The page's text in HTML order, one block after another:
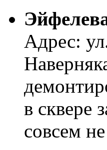
Адрес:
в сквере
совсем